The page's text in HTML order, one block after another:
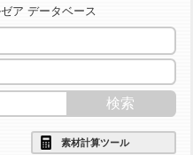
ア データベース
素材計算ツール